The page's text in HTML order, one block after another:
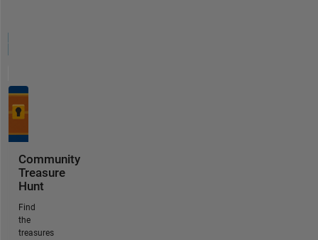
Community
Treasure
Hunt
Find
the
treasures